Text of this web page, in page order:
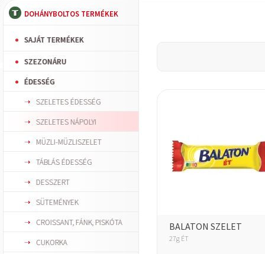
DOHÁNYBOLTOS TERMÉKEK
SAJÁT TERMÉKEK
SZEZONÁRU
ÉDESSÉG
SZELETES ÉDESSÉG
SZELETES NÁPOLYI
MÜZLI-MÜZLISZELET
TÁBLÁS ÉDESSÉG
DESSZERT
SÜTEMÉNYEK
CROISSANT, FÁNK, PISKÓTA
CUKORKA
BALATON SZELET
27g ÉT